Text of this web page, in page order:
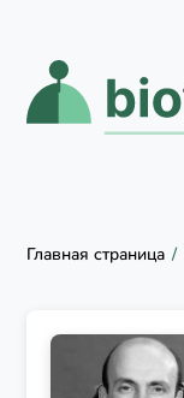
Главная страница